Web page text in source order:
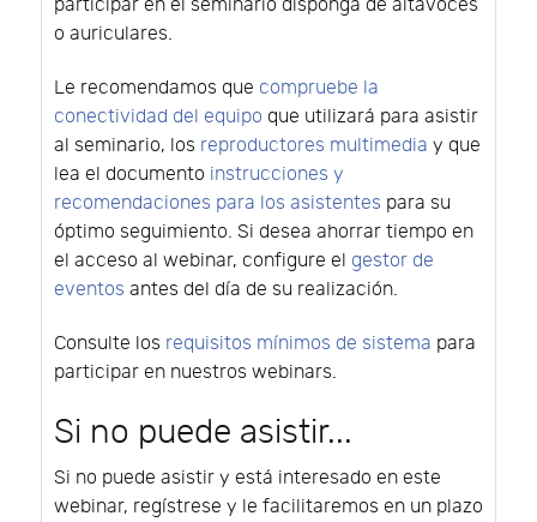
participar en el seminario disponga de altavoces
o auriculares.
Le recomendamos que compruebe la
conectividad del equipo que utilizará para asistir
al seminario, los reproductores multimedia y que
lea el documento instrucciones y
recomendaciones para los asistentes para su
óptimo seguimiento. Si desea ahorrar tiempo en
el acceso al webinar, configure el gestor de
eventos antes del día de su realización.
Consulte los requisitos mínimos de sistema para
participar en nuestros webinars.
Si no puede asistir...
Si no puede asistir y está interesado en este
webinar, regístrese y le facilitaremos en un plazo